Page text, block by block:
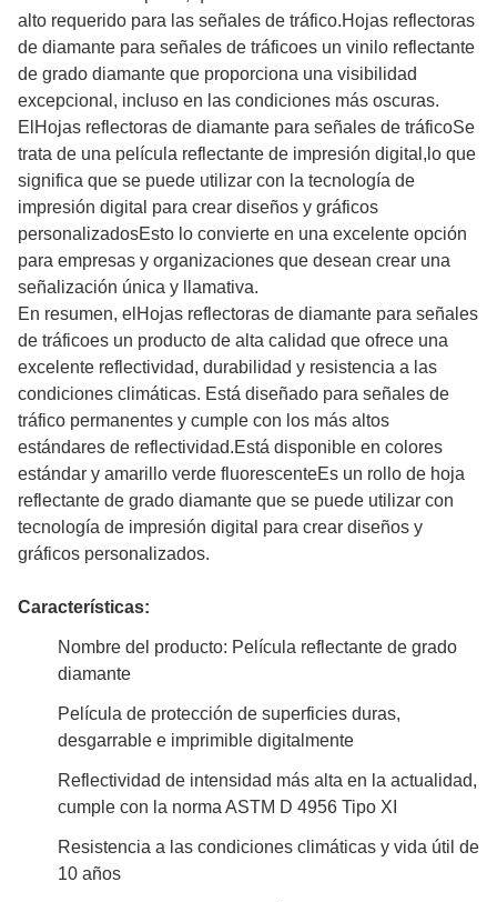
alto requerido para las señales de tráfico.Hojas reflectoras
de diamante para señales de tráficoes un vinilo reflectante
de grado diamante que proporciona una visibilidad
excepcional, incluso en las condiciones más oscuras.
ElHojas reflectoras de diamante para señales de tráficoSe
trata de una película reflectante de impresión digital,lo que
significa que se puede utilizar con la tecnología de
impresión digital para crear diseños y gráficos
personalizadosEsto lo convierte en una excelente opción
para empresas y organizaciones que desean crear una
señalización única y llamativa.
En resumen, elHojas reflectoras de diamante para señales
de tráficoes un producto de alta calidad que ofrece una
excelente reflectividad, durabilidad y resistencia a las
condiciones climáticas. Está diseñado para señales de
tráfico permanentes y cumple con los más altos
estándares de reflectividad.Está disponible en colores
estándar y amarillo verde fluorescenteEs un rollo de hoja
reflectante de grado diamante que se puede utilizar con
tecnología de impresión digital para crear diseños y
gráficos personalizados.
Características:
Nombre del producto: Película reflectante de grado
diamante
Película de protección de superficies duras,
desgarrable e imprimible digitalmente
Reflectividad de intensidad más alta en la actualidad,
cumple con la norma ASTM D 4956 Tipo XI
Resistencia a las condiciones climáticas y vida útil de
10 años